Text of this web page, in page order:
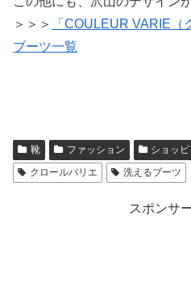
＞＞＞
「COULEUR VARIE
ブーツ一覧
靴 ファッション ショッ
クロールバリエ
洗えるブーツ
スポンサ